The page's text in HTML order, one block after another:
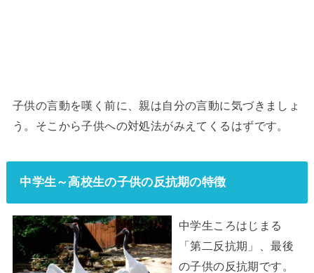
子供の言動を嘆く前に、親は自分の言動に気づきましょ
う。そこから子供への対処法がみえてくるはずです。
中学生～高校生の子供の反抗期の特徴
中学生ころはじまる
「第二反抗期」、最後
の子供の反抗期です。